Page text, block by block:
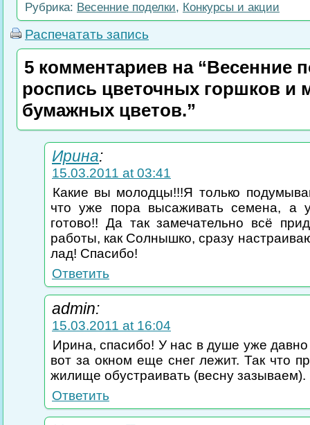
Рубрика: Весенние поделки, Конкурсы и акции
Распечатать запись
5 комментариев на “Весенние
роспись цветочных горшков и
бумажных цветов.”
Ирина:
15.03.2011 at 03:41
Какие вы молодцы!!!Я только
что уже пора высаживать семена, а
готово!! Да так замечательно всё
работы, как Солнышко, сразу
лад! Спасибо!
Ответить
admin:
15.03.2011 at 16:04
Ирина, спасибо! У нас в душе уже
вот за окном еще снег лежит. Так что
жилище обустраивать (весну зазываем).
Ответить